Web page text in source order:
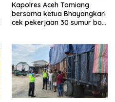
Kapolres Aceh Tamiang
bersama ketua Bhayangkari
cek pekerjaan 30 sumur bor